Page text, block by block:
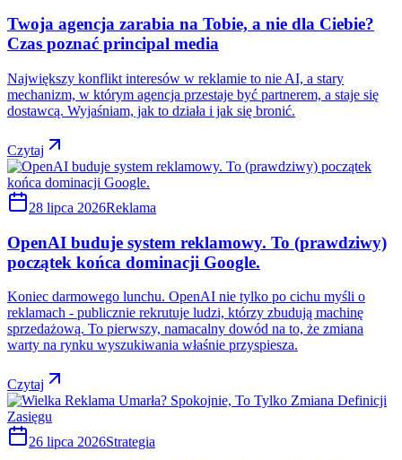
Twoja agencja zarabia na Tobie, a nie dla Ciebie?
Czas poznać principal media
Największy konflikt interesów w reklamie to nie AI, a stary
mechanizm, w którym agencja przestaje być partnerem, a staje się
dostawcą. Wyjaśniam, jak to działa i jak się bronić.
Czytaj
28 lipca 2026Reklama
OpenAI buduje system reklamowy. To (prawdziwy)
początek końca dominacji Google.
Koniec darmowego lunchu. OpenAI nie tylko po cichu myśli o
reklamach - publicznie rekrutuje ludzi, którzy zbudują machinę
sprzedażową. To pierwszy, namacalny dowód na to, że zmiana
warty na rynku wyszukiwania właśnie przyspiesza.
Czytaj
26 lipca 2026Strategia